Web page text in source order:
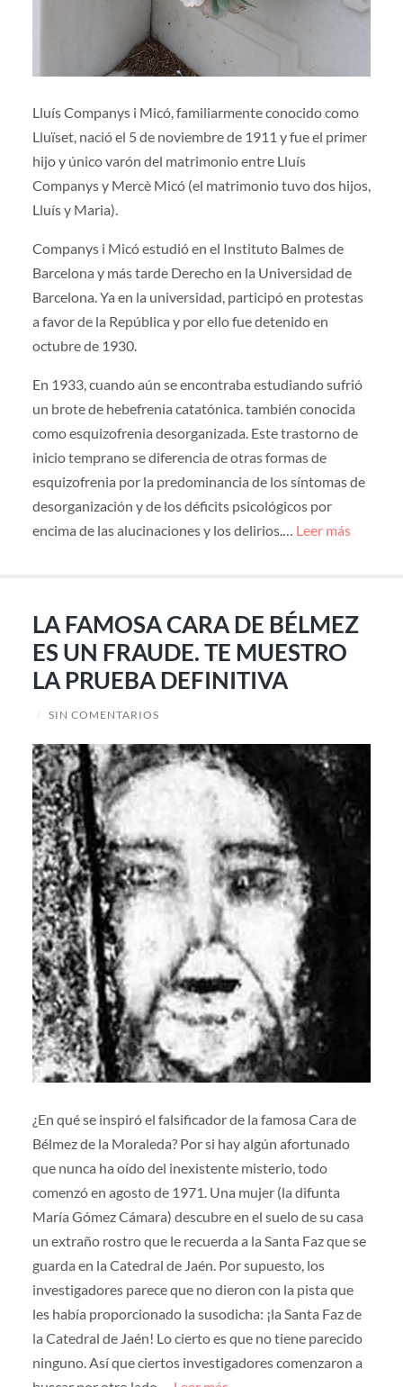
Lluís Companys i Micó, familiarmente conocido como
Lluïset, nació el 5 de noviembre de 1911 y fue el primer
hijo y único varón del matrimonio entre Lluís
Companys y Mercè Micó (el matrimonio tuvo dos hijos,
Lluís y Maria).
Companys i Micó estudió en el Instituto Balmes de
Barcelona y más tarde Derecho en la Universidad de
Barcelona. Ya en la universidad, participó en protestas
a favor de la República y por ello fue detenido en
octubre de 1930.
En 1933, cuando aún se encontraba estudiando sufrió
un brote de hebefrenia catatónica. también conocida
como esquizofrenia desorganizada. Este trastorno de
inicio temprano se diferencia de otras formas de
esquizofrenia por la predominancia de los síntomas de
desorganización y de los déficits psicológicos por
encima de las alucinaciones y los delirios.… Leer más
LA FAMOSA CARA DE BÉLMEZ
ES UN FRAUDE. TE MUESTRO
LA PRUEBA DEFINITIVA
/ SIN COMENTARIOS
¿En qué se inspiró el falsificador de la famosa Cara de
Bélmez de la Moraleda? Por si hay algún afortunado
que nunca ha oído del inexistente misterio, todo
comenzó en agosto de 1971. Una mujer (la difunta
María Gómez Cámara) descubre en el suelo de su casa
un extraño rostro que le recuerda a la Santa Faz que se
guarda en la Catedral de Jaén. Por supuesto, los
investigadores parece que no dieron con la pista que
les había proporcionado la susodicha: ¡la Santa Faz de
la Catedral de Jaén! Lo cierto es que no tiene parecido
ninguno. Así que ciertos investigadores comenzaron a